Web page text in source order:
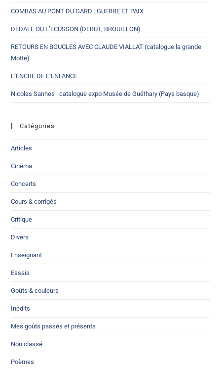
COMBAS AU PONT DU GARD : GUERRE ET PAIX
DEDALE OU L’ECUSSON (DEBUT, BROUILLON)
RETOURS EN BOUCLES AVEC CLAUDE VIALLAT (catalogue la grande
Motte)
L’ENCRE DE L’ENFANCE
Nicolas Sanhes : catalogue expo Musée de Guéthary (Pays basque)
Catégories
Articles
Cinéma
Concerts
Cours & corrigés
Critique
Divers
Enseignant
Essais
Goûts & couleurs
Inédits
Mes goûts passés et présents
Non classé
Poèmes